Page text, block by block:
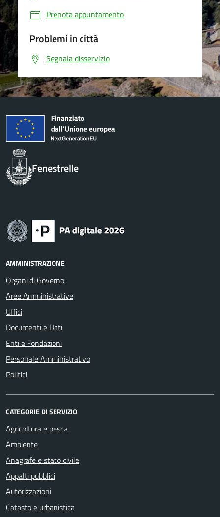
Prenota appuntamento
Problemi in città
Segnala disservizio
Fenestrelle
AMMINISTRAZIONE
Organi di Governo
Aree Amministrative
Uffici
Documenti e Dati
Enti e Fondazioni
Personale Amministrativo
Politici
CATEGORIE DI SERVIZIO
Agricoltura e pesca
Ambiente
Anagrafe e stato civile
Appalti pubblici
Autorizzazioni
Catasto e urbanistica